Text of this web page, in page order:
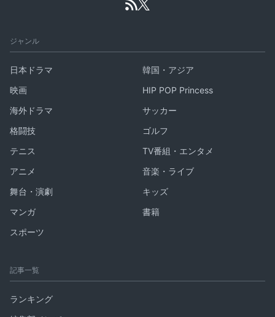
ジャンル
日本ドラマ
韓国・アジア
映画
HIP POP Princess
海外ドラマ
サッカー
格闘技
ゴルフ
テニス
TV番組・エンタメ
アニメ
音楽・ライブ
舞台・演劇
キッズ
マンガ
書籍
スポーツ
記事一覧
ランキング